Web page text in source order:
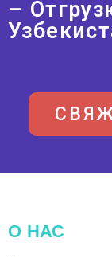
–
О НАС